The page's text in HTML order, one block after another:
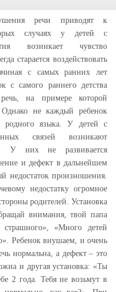
речи приводят к
случаях у детей с
возникает чувство
старается воздействовать
с самых ранних лет
с самого раннего детства
на примере которой
Однако не каждый ребенок
родного языка. У детей с
связей возникают
У них не развивается
и дефект в дальнейшем
недостаток произношения.
недостатку огромное
родителей. Установка
внимания, твой папа
«Много детей
Ребенок внушаем, и очень
нормальна, а дефект – это
и другая установка: «Ты
2 года. Тебя не возьмут в